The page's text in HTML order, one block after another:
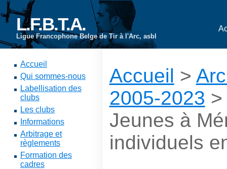
L.F.B.T.A.
Ligue Francophone Belge de Tir à l'Arc, asbl
Accueil
Qui sommes-nous
Labellisation des
clubs
Les clubs
Informations
Arbitrage et
règlements
Formation des
cadres
Accueil >
2005-2023
Jeunes à
individuels